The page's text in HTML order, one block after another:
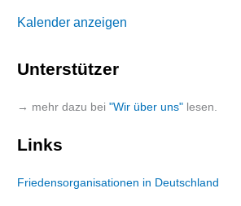
Kalender anzeigen
Unterstützer
→ mehr dazu bei"Wir über uns" lesen.
Links
Friedensorganisationen in Deutschland